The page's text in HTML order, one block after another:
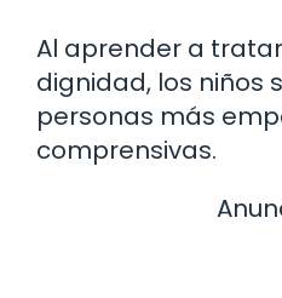
Al aprender a
dignidad, los niños
personas más
comprensivas.